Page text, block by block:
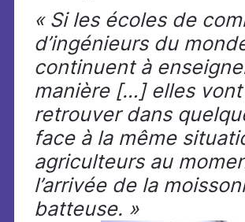
« Si les écoles de
d’ingénieurs du
continuent à
manière […] elles
retrouver dans
face à la même
agriculteurs au
l’arrivée de la
batteuse. »